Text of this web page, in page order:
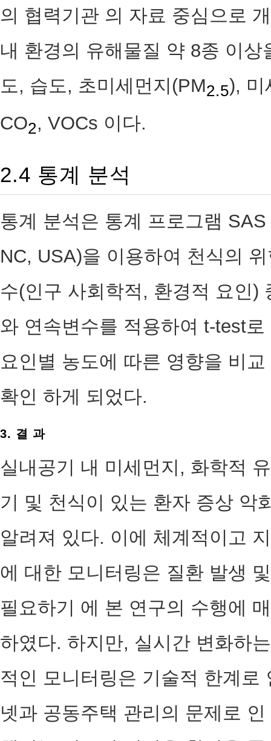
의 협력기관 의 자료 중심으로
내 환경의 유해물질 약 8종 이
도, 습도, 초미세먼지(PM2.5), 미
CO2, VOCs 이다.
2.4 통계 분석
통계 분석은 통계 프로그램
NC, USA)을 이용하여 천식의
수(인구 사회학적, 환경적 요인)
와 연속변수를 적용하여 t-test
요인별 농도에 따른 영향을 비
확인 하게 되었다.
3. 결 과
실내공기 내 미세먼지, 화학적
기 및 천식이 있는 환자 증상 악
알려져 있다. 이에 체계적이고
에 대한 모니터링은 질환 발생
필요하기 에 본 연구의 수행에
하였다. 하지만, 실시간 변화하
적인 모니터링은 기술적 한계
넷과 공동주택 관리의 문제로